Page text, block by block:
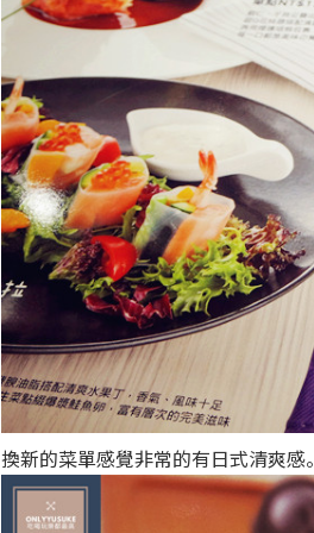
換新的菜單感覺非常的有日式清爽感。